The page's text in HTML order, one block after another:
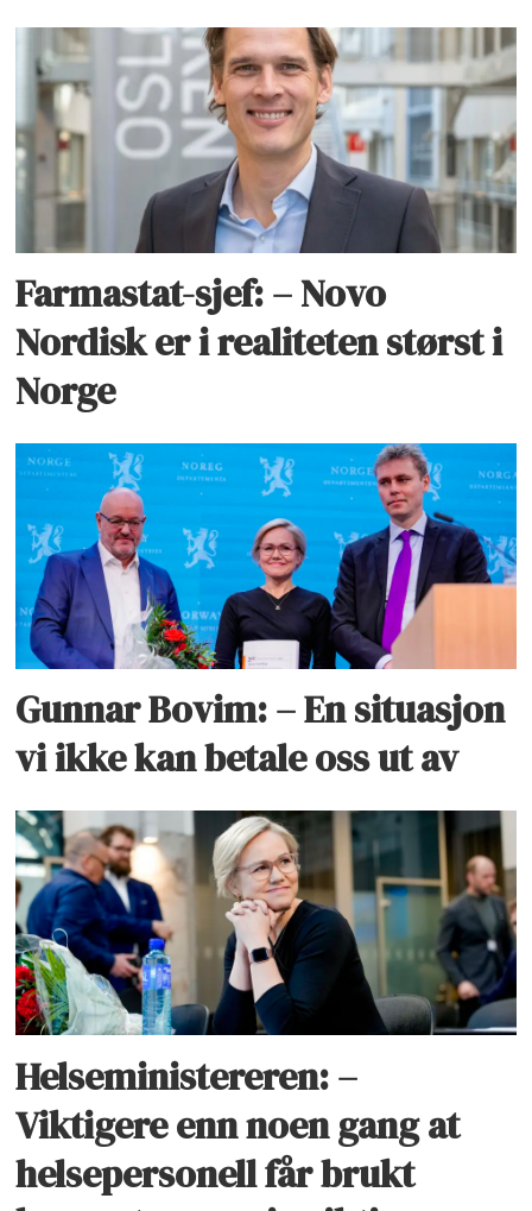
Farmastat-sjef: – Novo
Nordisk er i realiteten størst i
Norge
Gunnar Bovim: – En situasjon
vi ikke kan betale oss ut av
Helseministereren: –
Viktigere enn noen gang at
helsepersonell får brukt